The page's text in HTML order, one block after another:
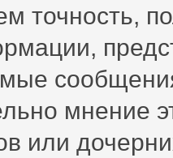
точность,
мнение
или